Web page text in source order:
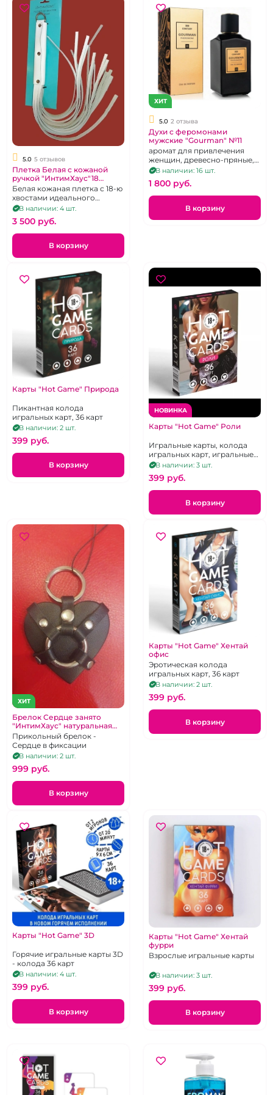
5.0 5 отзывов
Плетка Белая с кожаной
ручкой "ИнтимХаус"18
хвостов
Белая кожаная плетка с 18-ю
хвостами идеального
качества
В наличии: 4 шт.
3 500 pуб.
В корзину
ХИТ
5.0 2 отзыва
Духи с феромонами
мужские "Gourman" №11
аромат для привлечения
женщин, древесно-пряные,
100 мл
В наличии: 16 шт.
1 800 pуб.
В корзину
Карты "Hot Game" Природа
Пикантная колода
игральных карт, 36 карт
В наличии: 2 шт.
399 pуб.
В корзину
НОВИНКА
Карты "Hot Game" Роли
Игральные карты, колода
игральных карт, игральные
карты с ролями, 36 карт
В наличии: 3 шт.
399 pуб.
В корзину
ХИТ
Брелок Сердце занято
"ИнтимХаус" натуральная
кожа
Прикольный брелок -
Сердце в фиксации
В наличии: 2 шт.
999 pуб.
В корзину
Карты "Hot Game" Хентай
офис
Эротическая колода
игральных карт, 36 карт
В наличии: 2 шт.
399 pуб.
В корзину
Карты "Hot Game" 3D
Горячие игральные карты 3D
- колода 36 карт
В наличии: 4 шт.
399 pуб.
В корзину
Карты "Hot Game" Хентай
фурри
Взрослые игральные карты
В наличии: 3 шт.
399 pуб.
В корзину